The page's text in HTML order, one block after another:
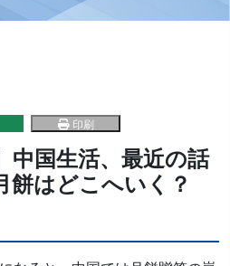
印刷
中国生活、最近の話
餅はどこへいく？